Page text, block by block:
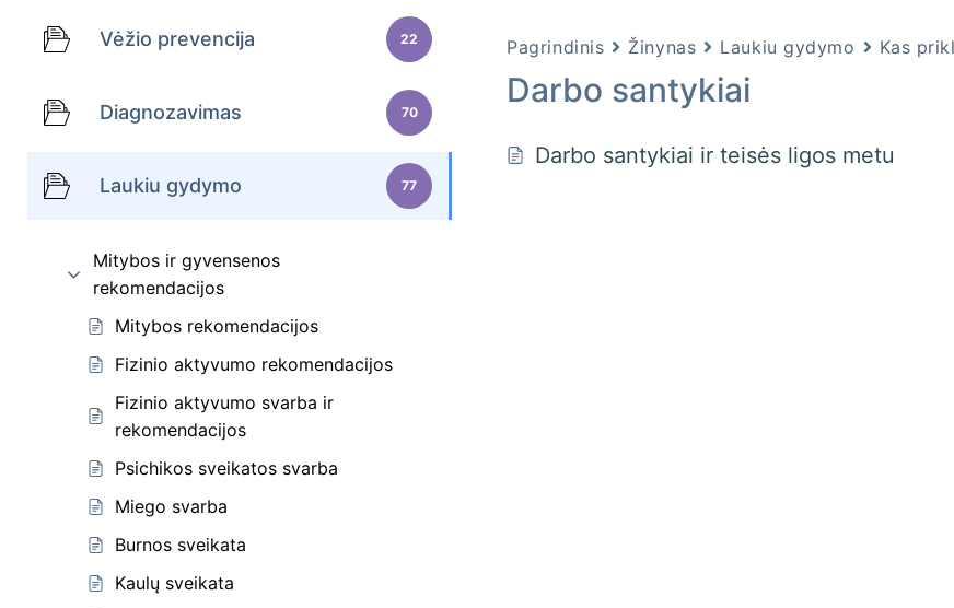
Vėžio prevencija 22
Diagnozavimas 70
Laukiu gydymo 77
Mitybos ir gyvensenos
rekomendacijos
Mitybos rekomendacijos
Fizinio aktyvumo rekomendacijos
Fizinio aktyvumo svarba ir
rekomendacijos
Psichikos sveikatos svarba
Miego svarba
Burnos sveikata
Kaulų sveikata
Pagrindinis Žinynas Laukiu gydymo Kas
Darbo santykiai
Darbo santykiai ir teisės ligos metu